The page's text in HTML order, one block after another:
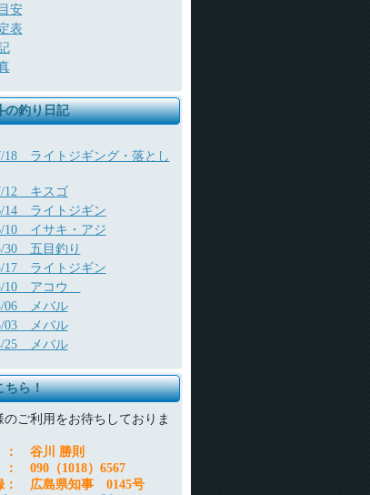
安
表
の釣り日記
18 ライトジギング・落とし
12 キスゴ
14 ライトジギン
10 イサキ・アジ
30 五目釣り
17 ライトジギン
10 アコウ
06 メバル
03 メバル
25 メバル
ちら！
のご利用をお待ちしておりま
：
谷川 勝則
：
090（1018）6567
：
広島県知事 0145号